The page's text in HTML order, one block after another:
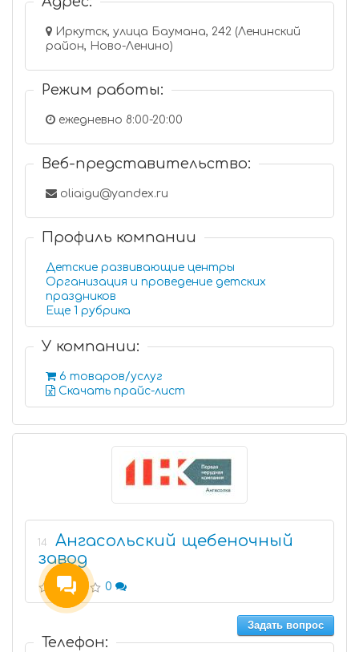
Иркутск, улица Баумана, 242 (Ленинский
район, Ново-Ленино)
Режим работы:
ежедневно 8:00-20:00
Веб-представительство:
oliaigu@yandex.ru
Профиль компании
Детские развивающие центры
Организация и проведение детских
праздников
Еще 1 рубрика
У компании:
6 товаров/услуг
Скачать прайс-лист
14
Ангасольский щебеночный
завод
0
Задать вопрос
Телефон: